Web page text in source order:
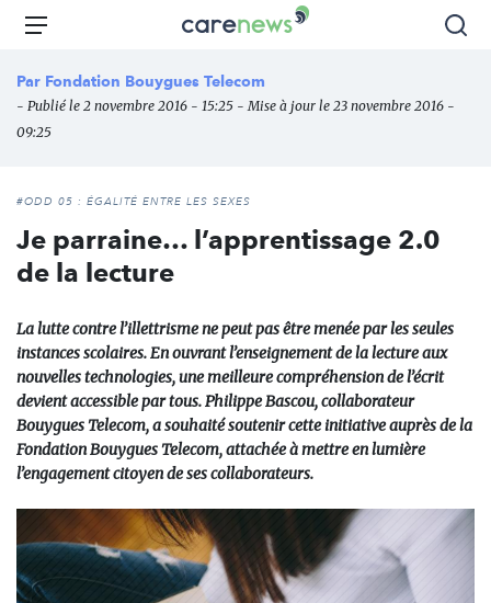
Aller
principal
Carenews,
média
des
Menu
Par Fondation Bouygues Telecom
- Publié le 2 novembre 2016 - 15:25 - Mise à jour le 23 novembre 2016 -
09:25
#ODD 05 : ÉGALITÉ ENTRE LES SEXES
Je parraine… l’apprentissage 2.0
de la lecture
La lutte contre l’illettrisme ne peut pas être menée par les seules
instances scolaires. En ouvrant l’enseignement de la lecture aux
nouvelles technologies, une meilleure compréhension de l’écrit
devient accessible par tous. Philippe Bascou, collaborateur
Bouygues Telecom, a souhaité soutenir cette initiative auprès de la
Fondation Bouygues Telecom, attachée à mettre en lumière
l’engagement citoyen de ses collaborateurs.